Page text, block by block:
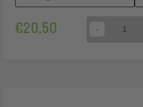
€20,50 Quantity